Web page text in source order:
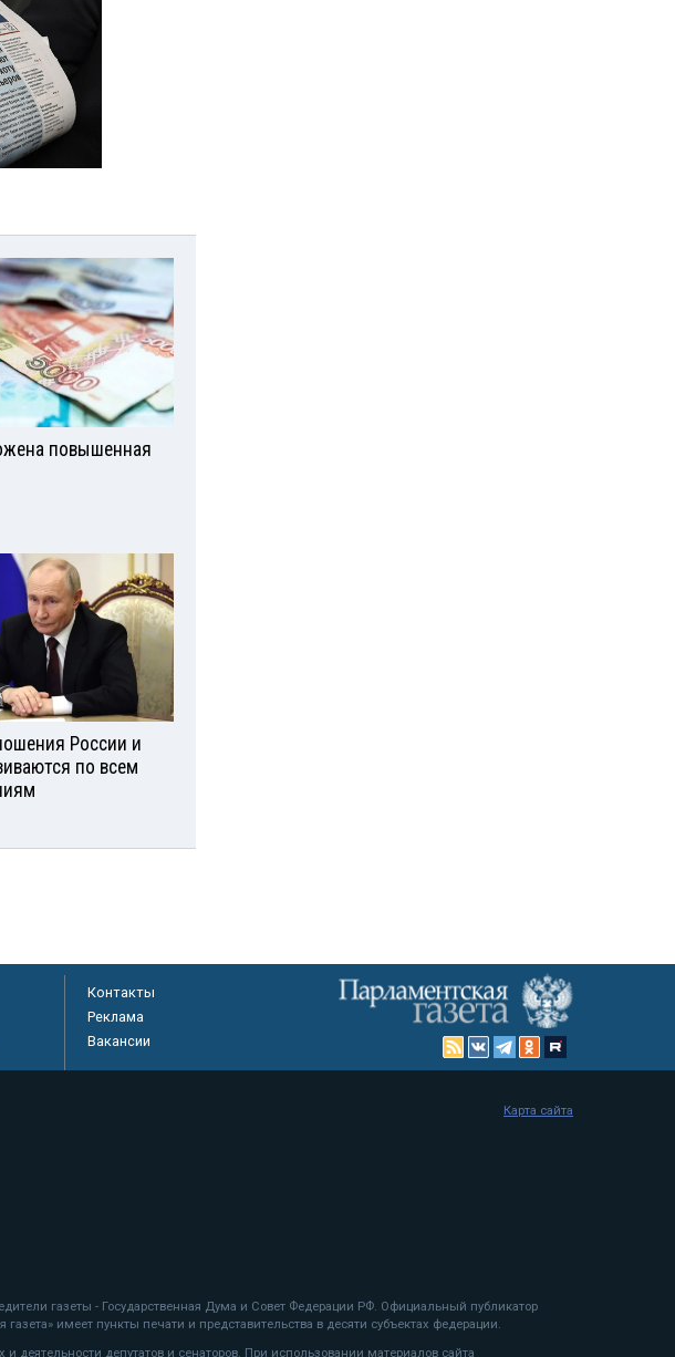
повышенная
России и
по всем
Контакты
Реклама
Вакансии
газеты - Государственная Дума и Совет Федерации РФ. Официальный публикатор
имеет пункты печати и представительства в десяти субъектах федерации.
депутатов и сенаторов. При использовании материалов сайта
Карта сайта